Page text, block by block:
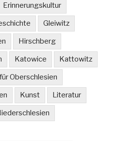
Erinnerungskultur
Gleiwitz
Hirschberg
Katowice Kattowitz
Oberschlesien
Kunst Literatur